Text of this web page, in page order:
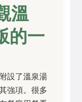
溫
的一
設了溫泉湯
強項。很多